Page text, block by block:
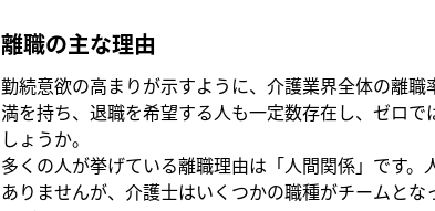
離職の主な理由
勤続意欲の高まりが示すように、介護業界全体の離
満を持ち、退職を希望する人も一定数存在し、ゼロ
しょうか。
多くの人が挙げている離職理由は「人間関係」です
ありませんが、介護士はいくつかの職種がチームと